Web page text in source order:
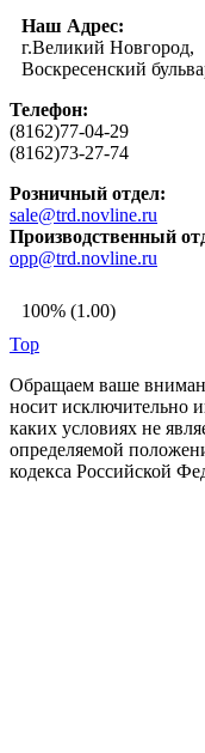
Наш Адрес:
г.Великий Новгород,
Воскресенский
Телефон:
(8162)77-04-29
(8162)73-27-74
Розничный отдел:
sale@trd.novline.ru
Производственный
opp@trd.novline.ru
100% (1.00)
Top
Обращаем ваше
носит исключительно
каких условиях не
определяемой
кодекса Российской